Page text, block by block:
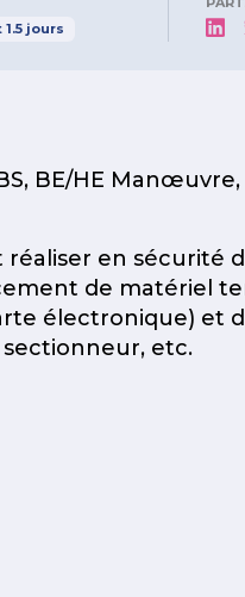
1.5 jours
BE/HE Manœuvre,
réaliser en sécurité
de matériel
électronique) et
etc.